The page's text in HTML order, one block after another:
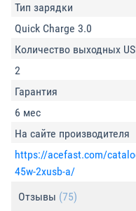
Тип зарядки
Quick Charge 3.0
Количество выходных
2
Гарантия
6 мес
На сайте производителя
https://acefast.com/
45w-2xusb-a/
Отзывы (75)